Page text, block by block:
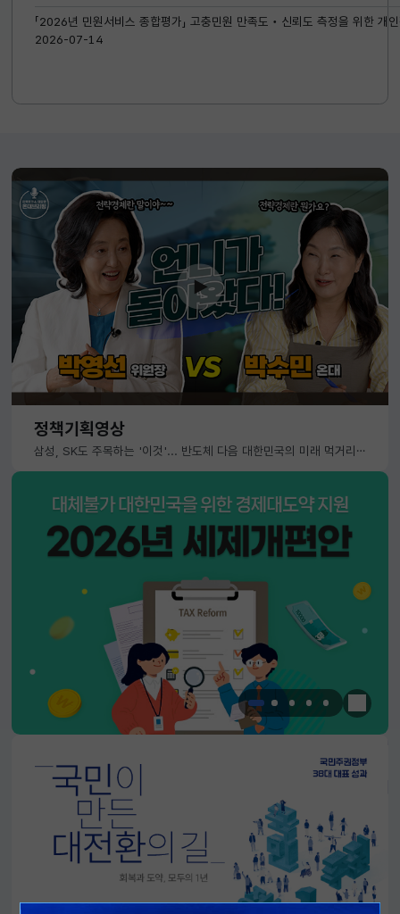
「2026년 민원서비스 종합평가」 고충민원 만족도‧신뢰도 측정을 위한 개
2026-07-14
정책기획영상
삼성, SK도 주목하는 '이것'... 반도체 다음 대한민국의 미래 먹거리는?
한눈에